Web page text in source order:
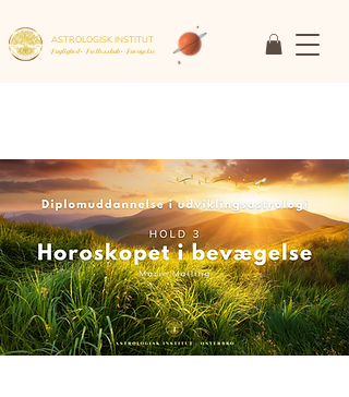
ASTROLOGISK INSTITUT
Faglighed • Fællesskab• Fornyelse